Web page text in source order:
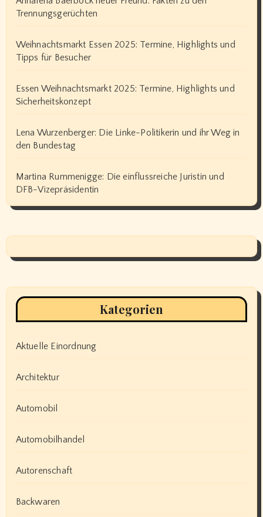
Trennungsgerüchten
Weihnachtsmarkt Essen 2025: Termine, Highlights und
Tipps für Besucher
Essen Weihnachtsmarkt 2025: Termine, Highlights und
Sicherheitskonzept
Lena Wurzenberger: Die Linke-Politikerin und ihr Weg in
den Bundestag
Martina Rummenigge: Die einflussreiche Juristin und
DFB-Vizepräsidentin
Kategorien
Aktuelle Einordnung
Architektur
Automobil
Automobilhandel
Autorenschaft
Backwaren